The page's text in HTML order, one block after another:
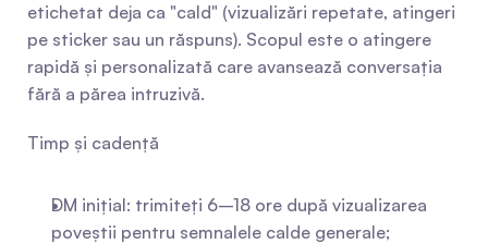
etichetat deja ca "cald" (vizualizări repetate, atingeri
pe sticker sau un răspuns). Scopul este o atingere
rapidă și personalizată care avansează conversația
fără a părea intruzivă.
Timp și cadență
DM inițial: trimiteți 6–18 ore după vizualizarea
poveștii pentru semnalele calde generale;